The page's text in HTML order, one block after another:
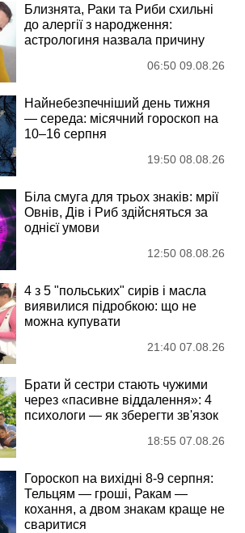
Близнята, Раки та Риби схильні
до алергії з народження:
астрологиня назвала причину
06:50 09.08.26
Найнебезпечніший день тижня
— середа: місячний гороскоп на
10–16 серпня
19:50 08.08.26
Біла смуга для трьох знаків: мрії
Овнів, Дів і Риб здійсняться за
однієї умови
12:50 08.08.26
4 з 5 "польських" сирів і масла
виявилися підробкою: що не
можна купувати
21:40 07.08.26
Брати й сестри стають чужими
через «пасивне віддалення»: 4
психологи — як зберегти зв'язок
18:55 07.08.26
Гороскоп на вихідні 8-9 серпня:
Тельцям — гроші, Ракам —
кохання, а двом знакам краще не
сваритися